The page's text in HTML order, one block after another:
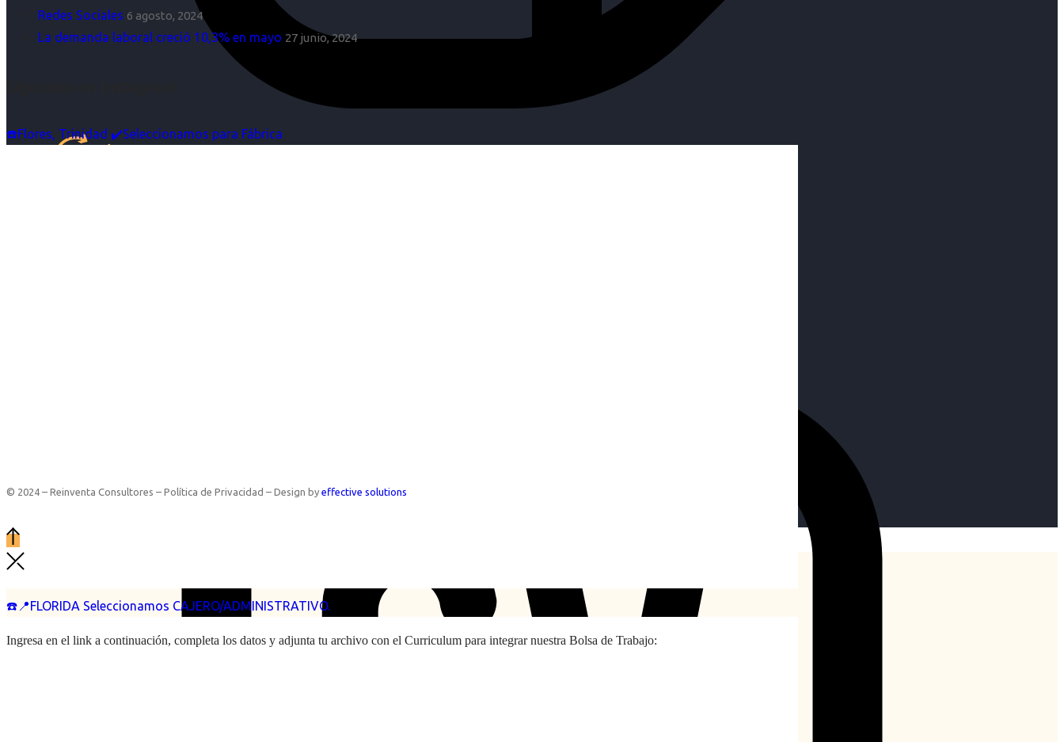
Redes Sociales 6 agosto, 2024
La demanda laboral creció 10,3% en mayo 27 junio, 2024
☎️Flores, Trinidad ✔️Seleccionamos para Fábrica
☎️📍FLORIDA Seleccionamos CAJERO/ADMINISTRATIVO.
© 2024 – Reinventa Consultores – Política de Privacidad – Design by effective solutions
Ingresa en el link a continuación, completa los datos y adjunta tu archivo con el Curriculum para integrar nuestra Bolsa de Trabajo: